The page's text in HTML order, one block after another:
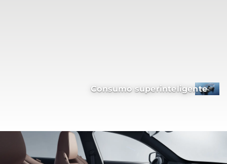
Consumo superinteligente